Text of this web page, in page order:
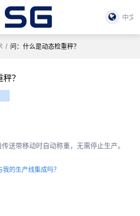
中文
/ 问：什么是动态检重秤？
？
送带移动时自动称重，无需停止生产。
的生产线集成吗？